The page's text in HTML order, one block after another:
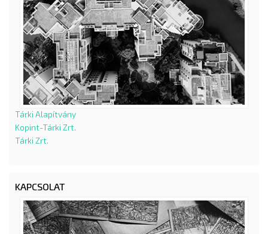
Tárki Alapítvány
Kopint-Tárki Zrt.
Tárki Zrt.
KAPCSOLAT